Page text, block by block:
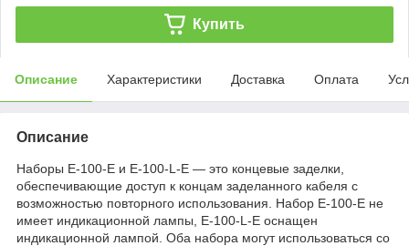
Купить
Описание Характеристики Доставка Оплата
Описание
Наборы Е-100-E и E-100-L-E — это концевые заделки,
обеспечивающие доступ к концам заделанного кабеля с
возможностью повторного использования. Набор Е-100-E не
имеет индикационной лампы, Е-100-L-E оснащен
индикационной лампой. Оба набора могут использоваться со